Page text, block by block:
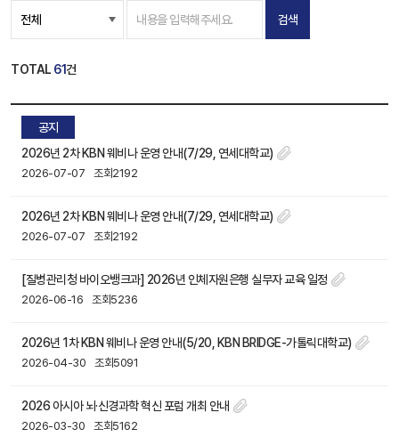
검색
TOTAL 61건
공지
2026년 2차 KBN 웨비나 운영 안내(7/29, 연세대학교)
2026-07-07 조회2192
2026년 2차 KBN 웨비나 운영 안내(7/29, 연세대학교)
2026-07-07 조회2192
[질병관리청 바이오뱅크과] 2026년 인체자원은행 실무자 교육 일정
2026-06-16 조회5236
2026년 1차 KBN 웨비나 운영 안내(5/20, KBN BRIDGE-가톨릭대학교)
2026-04-30 조회5091
2026 아시아 뇌·신경과학 혁신 포럼 개최 안내
2026-03-30 조회5162